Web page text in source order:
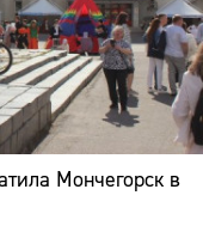
Мончегорск в